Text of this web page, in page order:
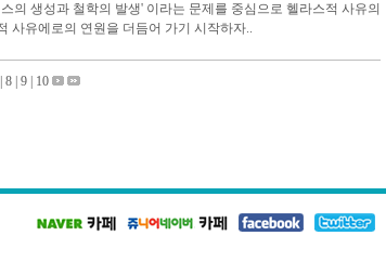
의 생성과 철학의 발생' 이라는 문제를 중심으로 헬라스적 사유의
사유에로의 연원을 더듬어 가기 시작하자..
8 9 10